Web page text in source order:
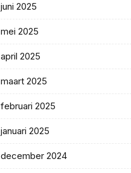
juni 2025
mei 2025
april 2025
maart 2025
februari 2025
januari 2025
december 2024